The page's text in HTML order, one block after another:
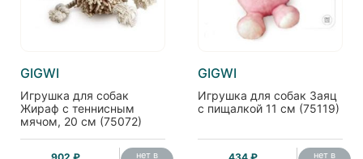
GIGWI
Игрушка для собак
Жираф с теннисным
мячом, 20 см (75072)
нет в
GIGWI
Игрушка для собак Заяц
с пищалкой 11 см (75119)
нет в